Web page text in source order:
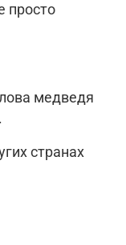
просто
медведя
странах